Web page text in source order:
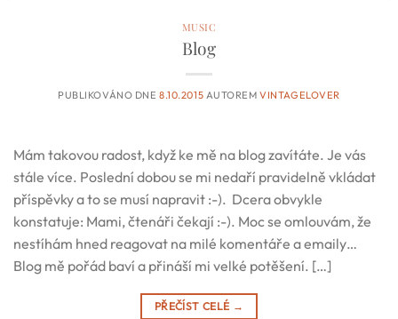
MUSIC
Blog
PUBLIKOVÁNO DNE8.10.2015 AUTOREMVINTAGELOVER
Mám takovou radost, když ke mě na blog zavítáte. Je vás
stále více. Poslední dobou se mi nedaří pravidelně vkládat
příspěvky a to se musí napravit :-). Dcera obvykle
konstatuje: Mami, čtenáři čekají :-). Moc se omlouvám, že
nestíhám hned reagovat na milé komentáře a emaily…
Blog mě pořád baví a přináší mi velké potěšení. […]
PŘEČÍST CELÉ →